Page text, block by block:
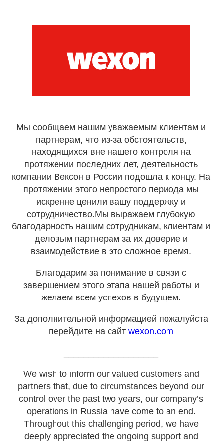
Мы сообщаем нашим уважаемым клиентам и
партнерам, что из-за обстоятельств,
находящихся вне нашего контроля на
протяжении последних лет, деятельность
компании Вексон в России подошла к концу. На
протяжении этого непростого периода мы
искренне ценили вашу поддержку и
сотрудничество.Мы выражаем глубокую
благодарность нашим сотрудникам, клиентам и
деловым партнерам за их доверие и
взаимодействие в это сложное время.
Благодарим за понимание в связи с
завершением этого этапа нашей работы и
желаем всем успехов в будущем.
За дополнительной информацией пожалуйста
перейдите на сайт wexon.com
We wish to inform our valued customers and
partners that, due to circumstances beyond our
control over the past two years, our company’s
operations in Russia have come to an end.
Throughout this challenging period, we have
deeply appreciated the ongoing support and